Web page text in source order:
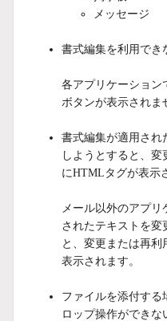
メッセージ
書式編集を利用でき
各アプリケーション
ボタンが表示されま
書式編集が適用され
しようとすると、変
にHTMLタグが表示
メール以外のアプ
されたテキストを変
と、変更または再
表示されます。
ファイルを添付する
ロップ操作ができな